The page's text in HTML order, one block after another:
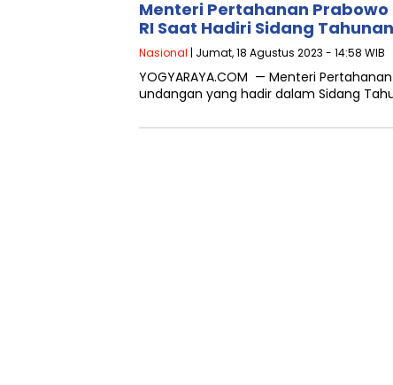
Menteri Pertahanan Prabowo
RI Saat Hadiri Sidang Tahunan
Nasional | Jumat, 18 Agustus 2023 - 14:58 WIB
YOGYARAYA.COM — Menteri
undangan yang hadir dalam Sidang